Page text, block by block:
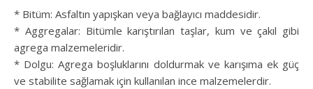
* Bitüm: Asfaltın yapışkan veya bağlayıcı maddesidir.
* Aggregalar: Bitümle karıştırılan taşlar, kum ve çakıl gibi
agrega malzemeleridir.
* Dolgu: Agrega boşluklarını doldurmak ve karışıma ek güç
ve stabilite sağlamak için kullanılan ince malzemelerdir.